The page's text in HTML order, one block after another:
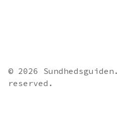
© 2026
reserved.